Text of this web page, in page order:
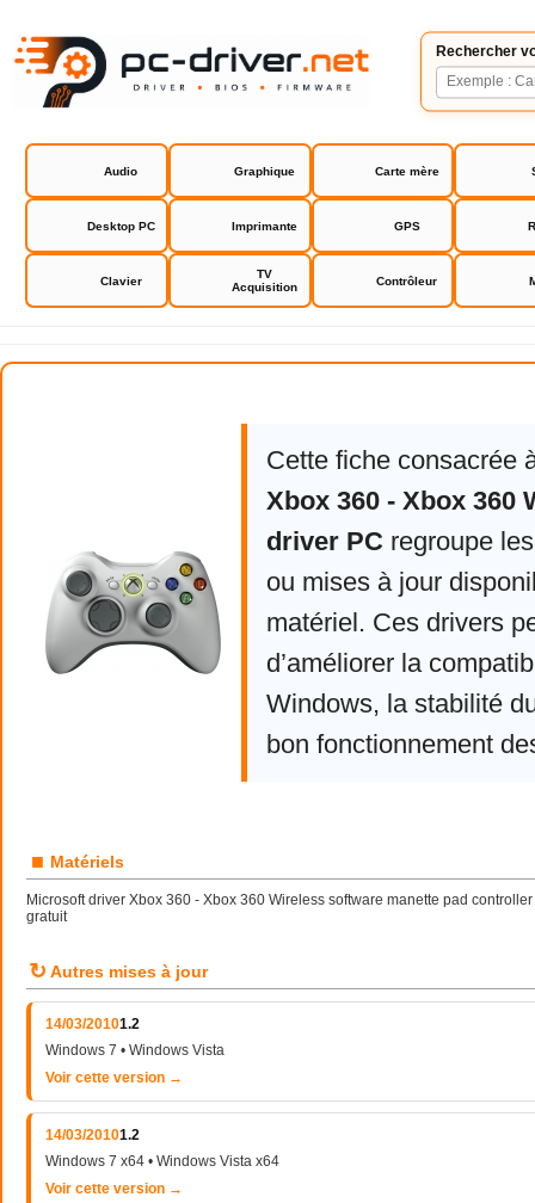
Rechercher
Audio Graphique Carte mère
Desktop PC Imprimante GPS
Clavier
TV
Acquisition
Contrôleur
Microsoft Xbox 360 - Xbox 360
Cette fiche consacrée
Xbox 360 - Xbox 360
driver PC regroupe
ou mises à jour
matériel. Ces drivers
d’améliorer la
Windows, la stabilité
bon fonctionnement
■ Matériels
Microsoft driver Xbox 360 - Xbox 360 Wireless software manette pad
gratuit
↻ Autres mises à jour
14/03/20101.2
Windows 7 • Windows Vista
Voir cette version →
14/03/20101.2
Windows 7 x64 • Windows Vista x64
Voir cette version →